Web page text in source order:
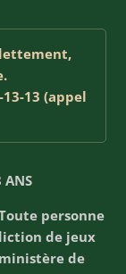
13 (appel
ANS
Toute personne
de jeux
de